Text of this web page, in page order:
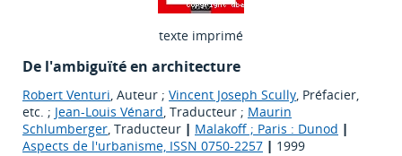
texte imprimé
De l'ambiguïté en architecture
Robert Venturi, Auteur ; Vincent Joseph Scully, Préfacier,
etc. ; Jean-Louis Vénard, Traducteur ; Maurin
Schlumberger, Traducteur | Malakoff ; Paris : Dunod |
Aspects de l'urbanisme, ISSN 0750-2257 | 1999